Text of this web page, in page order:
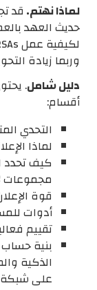
لماذا نهتم. قد
وربما زيادة
دليل شامل
أقسام:
التحدي
لماذا
كيف تحدد
مجموعات
قوة
أدوات
تقييم
بنية
الذكية
على شبكة